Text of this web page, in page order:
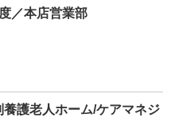
／本店営業部
養護老人ホーム/ケアマネジ